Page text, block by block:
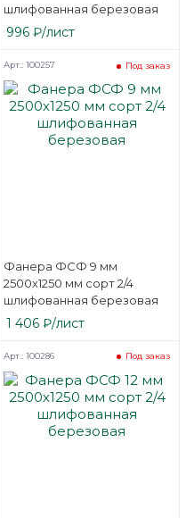
шлифованная березовая
996₽/лист
Фанера ФСФ 9 мм
2500х1250 мм сорт 2/4
шлифованная березовая
Под заказ
Арт.: 100257
1 406₽/лист
Под заказ
Арт.: 100286